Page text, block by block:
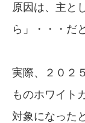
原因は、主と
ら」・・・だ
実際、２０２
ものホワイト
対象になった